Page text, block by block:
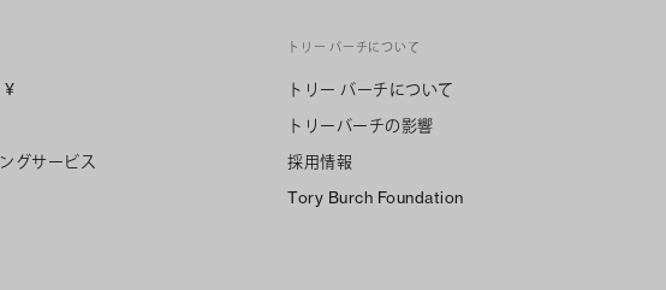
¥
グサービス
トリー バーチについて
トリー バーチについて
トリーバーチの影響
採用情報
Tory Burch Foundation